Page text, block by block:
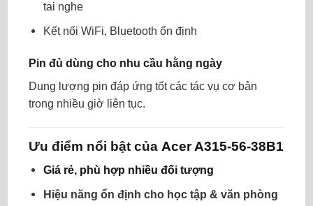
tai nghe
Kết nối WiFi, Bluetooth ổn định
Pin đủ dùng cho nhu cầu hằng ngày
Dung lượng pin đáp ứng tốt các tác vụ cơ bản
trong nhiều giờ liên tục.
Ưu điểm nổi bật của Acer A315-56-38B1
Giá rẻ, phù hợp nhiều đối tượng
Hiệu năng ổn định cho học tập & văn phòng